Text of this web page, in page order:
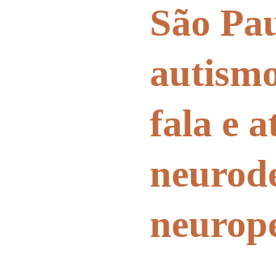
São
fala e